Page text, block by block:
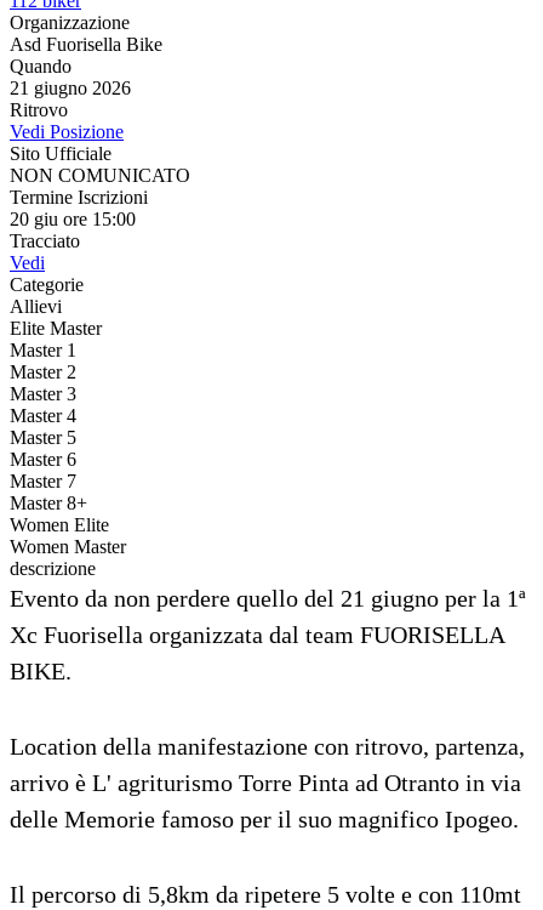
Organizzazione
Asd Fuorisella Bike
Quando
21 giugno 2026
Ritrovo
Vedi Posizione
Sito Ufficiale
NON COMUNICATO
Termine Iscrizioni
20 giu ore 15:00
Tracciato
Vedi
Categorie
Allievi
Elite Master
Master 1
Master 2
Master 3
Master 4
Master 5
Master 6
Master 7
Master 8+
Women Elite
Women Master
descrizione
Evento da non perdere quello del 21 giugno per la 1ª
Xc Fuorisella organizzata dal team FUORISELLA
BIKE.
Location della manifestazione con ritrovo, partenza,
arrivo è L' agriturismo Torre Pinta ad Otranto in via
delle Memorie famoso per il suo magnifico Ipogeo.
Il percorso di 5,8km da ripetere 5 volte e con 110mt